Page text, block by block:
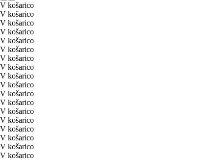
V košarico
V košarico
V košarico
V košarico
V košarico
V košarico
V košarico
V košarico
V košarico
V košarico
V košarico
V košarico
V košarico
V košarico
V košarico
V košarico
V košarico
V košarico